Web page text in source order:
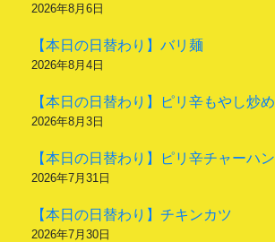
2026年8月6日
【本日の日替わり】バリ麺
2026年8月4日
【本日の日替わり】ピリ辛もやし炒め
2026年8月3日
【本日の日替わり】ピリ辛チャーハン
2026年7月31日
【本日の日替わり】チキンカツ
2026年7月30日